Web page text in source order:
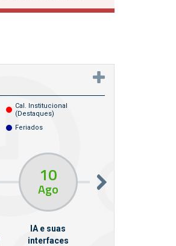
Cal. Institucional
(destaques)
Feriados
10
Ago
IA e suas
interfaces